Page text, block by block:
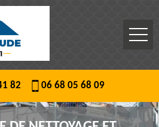
82 06 68 05 68 09